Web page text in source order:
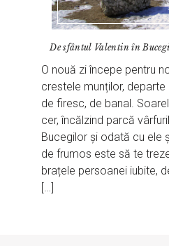
De sfântul Valentin în
O nouă zi începe pentru
crestele munților,
de firesc, de banal.
cer, încălzind parcă
Bucegilor și odată cu ele
de frumos este să te
brațele persoanei iubite,
[…]